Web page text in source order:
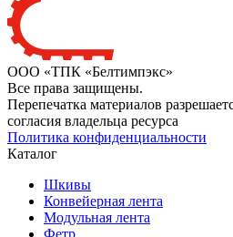
ООО «ТПК «Белтимпэкс»
Все права защищены.
Перепечатка материалов
согласия владельца ресурса
Политика конфиденциальности
Каталог
Шкивы
Конвейерная лента
Модульная лента